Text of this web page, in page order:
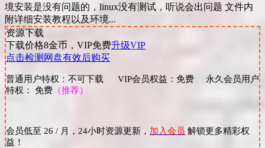
境安装是没有问题的，linux没有测试，听说会出问题 文件内
附详细安装教程以及环境...
资源下载
下载价格8金币，VIP免费升级VIP
点击检测网盘有效后购买
普通用户特权：不可下载 VIP会员权益：免费 永久会员用户
特权： 免费 （推荐）
会员低至 26 / 月，24小时资源更新， 加入会员 解锁更多精彩权
益！